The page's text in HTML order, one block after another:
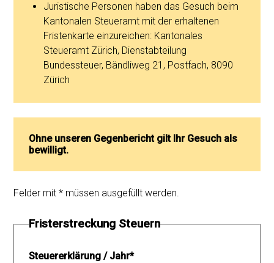
Juristische Personen haben das Gesuch beim
Kantonalen Steueramt mit der erhaltenen
Fristenkarte einzureichen: Kantonales
Steueramt Zürich, Dienstabteilung
Bundessteuer, Bändliweg 21, Postfach, 8090
Zürich
Ohne unseren Gegenbericht gilt Ihr Gesuch als
bewilligt.
Felder mit * müssen ausgefüllt werden.
Fristerstreckung Steuern
Steuererklärung / Jahr*